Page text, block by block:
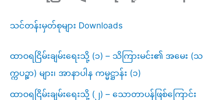
သင်တန်းမှတ်စုများ Downloads
ထာဝရငြိမ်းချမ်းရေးသို့ (၁) – သိကြားမင်း၏ အမေး (သ
က္ကပဉ္စာ) များ၊ အာနာပါန ကမ္မဋ္ဌာန်း (၁)
ထာဝရငြိမ်းချမ်းရေးသို့ (၂) – သောတာပန်ဖြစ်ကြောင်း